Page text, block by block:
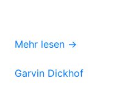
Mehr lesen →
Garvin Dickhof